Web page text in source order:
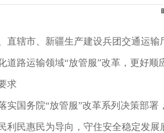
直辖市、新疆生产建设兵团交通运输
路运输领域“放管服”改革，更好顺
求
国务院“放管服”改革系列决策部署
利民惠民为导向，守住安全稳定发